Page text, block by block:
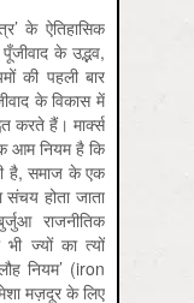
के ऐतिहासिक
के उद्भव,
की पहली बार
के विकास में
करते हैं। मार्क्स
आम नियम है कि
है, समाज के एक
संचय होता जाता
राजनीतिक
ज्यों का त्यों
नियम’ (iron
मज़दूर के लिए